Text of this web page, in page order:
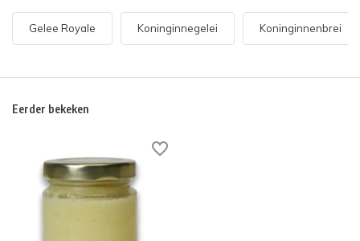
Gelee Royale Koninginnegelei Koninginnenbrei
Eerder bekeken